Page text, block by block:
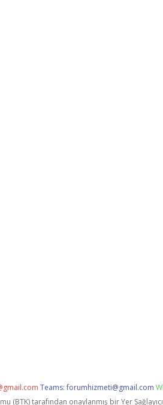
Teams:forumhizmeti@gmail.com
(BTK) tarafından onaylanmış bir Yer